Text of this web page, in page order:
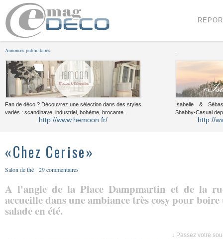
Annonces publicitaires
Fan de déco ? Découvrez une sélection dans des styles
variés : scandinave, industriel, bohème, brocante...
http://www.hemoon.fr/
Isabelle &
Shabby-Casual
http://
«Chez Cerise»
Salon de thé 29 commentaires
A l'angle de la Place Dampmartin et de la
accueille dans une ambiance très cosy pour
salade en été.
↓ Passez votre